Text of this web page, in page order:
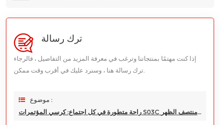
ترك رسالة
إذا كنت مهتمًا بمنتجاتنا وترغب في معرفة المزيد من التفاصيل ، فالرجاء
ترك رسالة هنا ، وسنرد عليك في أقرب وقت ممكن.
موضوع :
راحة متطورة في كل اجتماع: كرسي المؤتمرات S03C المريح من الجلد في منتصف الظهر